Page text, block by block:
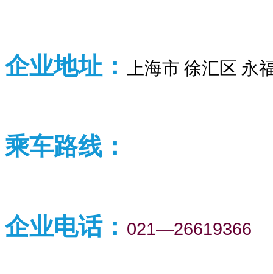
企业地址： 上海市 徐汇区 永
乘车路线：
企业电话： 021—26619366